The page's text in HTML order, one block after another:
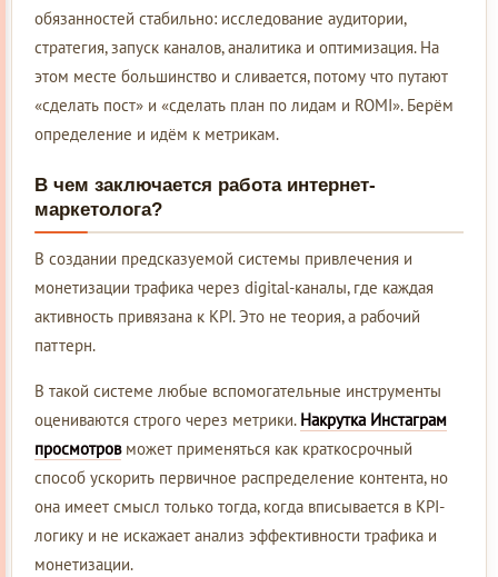
обязанностей стабильно: исследование аудитории,
стратегия, запуск каналов, аналитика и оптимизация. На
этом месте большинство и сливается, потому что путают
«сделать пост» и «сделать план по лидам и ROMI». Берём
определение и идём к метрикам.
В чем заключается работа интернет-
маркетолога?
В создании предсказуемой системы привлечения и
монетизации трафика через digital-каналы, где каждая
активность привязана к KPI. Это не теория, а рабочий
паттерн.
В такой системе любые вспомогательные инструменты
оцениваются строго через метрики. Накрутка Инстаграм
просмотровможет применяться как краткосрочный
способ ускорить первичное распределение контента, но
она имеет смысл только тогда, когда вписывается в KPI-
логику и не искажает анализ эффективности трафика и
монетизации.